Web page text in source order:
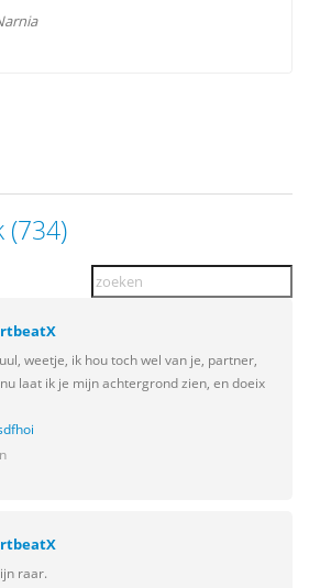
(734)
weetje, ik hou toch wel van je, partner,
laat ik je mijn achtergrond zien, en doeix
raar.